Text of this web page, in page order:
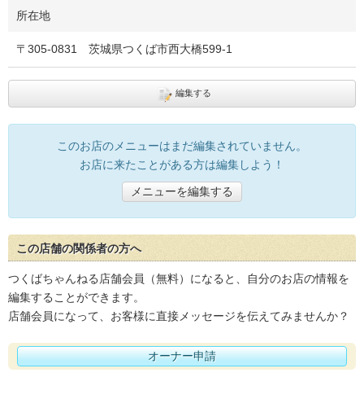
所在地
〒 305-0831 茨城県つくば市西大橋599-1
編集する
このお店のメニューはまだ編集されていません。
お店に来たことがある方は編集しよう！
メニューを編集する
この店舗の関係者の方へ
つくばちゃんねる店舗会員（無料）になると、自分のお店の情報を
編集することができます。
店舗会員になって、お客様に直接メッセージを伝えてみませんか？
オーナー申請